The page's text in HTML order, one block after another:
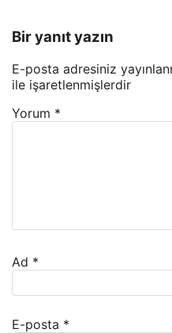
Bir yanıt yazın
E-posta adresiniz
ile işaretlenmişlerdir
Yorum *
Ad *
E-posta *